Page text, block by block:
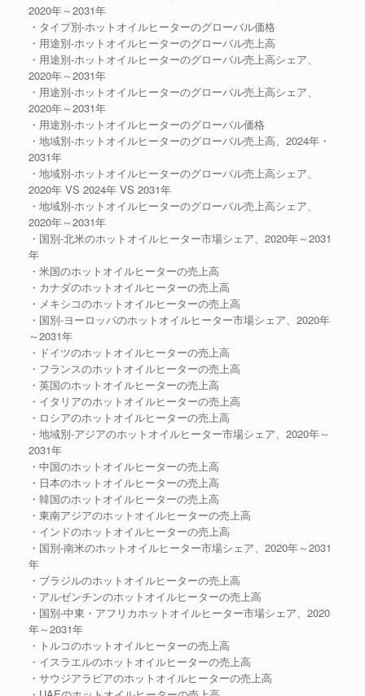
2020年～2031年
・タイプ別-ホットオイルヒーターのグローバル価格
・用途別-ホットオイルヒーターのグローバル売上高
・用途別-ホットオイルヒーターのグローバル売上高シェア、
2020年～2031年
・用途別-ホットオイルヒーターのグローバル売上高シェア、
2020年～2031年
・用途別-ホットオイルヒーターのグローバル価格
・地域別-ホットオイルヒーターのグローバル売上高、2024年・
2031年
・地域別-ホットオイルヒーターのグローバル売上高シェア、
2020年 VS 2024年 VS 2031年
・地域別-ホットオイルヒーターのグローバル売上高シェア、
2020年～2031年
・国別-北米のホットオイルヒーター市場シェア、2020年～2031
年
・米国のホットオイルヒーターの売上高
・カナダのホットオイルヒーターの売上高
・メキシコのホットオイルヒーターの売上高
・国別-ヨーロッパのホットオイルヒーター市場シェア、2020年
～2031年
・ドイツのホットオイルヒーターの売上高
・フランスのホットオイルヒーターの売上高
・英国のホットオイルヒーターの売上高
・イタリアのホットオイルヒーターの売上高
・ロシアのホットオイルヒーターの売上高
・地域別-アジアのホットオイルヒーター市場シェア、2020年～
2031年
・中国のホットオイルヒーターの売上高
・日本のホットオイルヒーターの売上高
・韓国のホットオイルヒーターの売上高
・東南アジアのホットオイルヒーターの売上高
・インドのホットオイルヒーターの売上高
・国別-南米のホットオイルヒーター市場シェア、2020年～2031
年
・ブラジルのホットオイルヒーターの売上高
・アルゼンチンのホットオイルヒーターの売上高
・国別-中東・アフリカホットオイルヒーター市場シェア、2020
年～2031年
・トルコのホットオイルヒーターの売上高
・イスラエルのホットオイルヒーターの売上高
・サウジアラビアのホットオイルヒーターの売上高